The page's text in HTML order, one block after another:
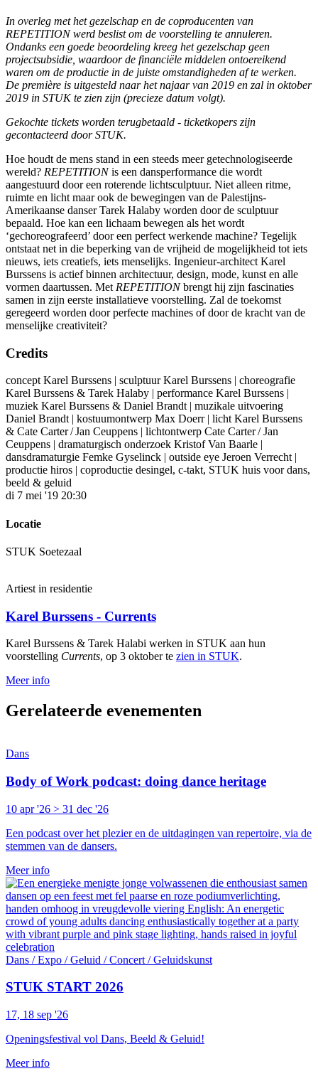
In overleg met het gezelschap en de coproducenten van
REPETITION werd beslist om de voorstelling te annuleren.
Ondanks een goede beoordeling kreeg het gezelschap geen
projectsubsidie, waardoor de financiële middelen ontoereikend
waren om de productie in de juiste omstandigheden af te werken.
De première is uitgesteld naar het najaar van 2019 en zal in oktober
2019 in STUK te zien zijn (precieze datum volgt).
Gekochte tickets worden terugbetaald - ticketkopers zijn
gecontacteerd door STUK.
Hoe houdt de mens stand in een steeds meer getechnologiseerde
wereld? REPETITIONis een dansperformance die wordt
aangestuurd door een roterende lichtsculptuur. Niet alleen ritme,
ruimte en licht maar ook de bewegingen van de Palestijns-
Amerikaanse danser Tarek Halaby worden door de sculptuur
bepaald. Hoe kan een lichaam bewegen als het wordt
‘gechoreografeerd’ door een perfect werkende machine? Tegelijk
ontstaat net in die beperking van de vrijheid de mogelijkheid tot iets
nieuws, iets creatiefs, iets menselijks. Ingenieur-architect Karel
Burssens is actief binnen architectuur, design, mode, kunst en alle
vormen daartussen. Met REPETITIONbrengt hij zijn fascinaties
samen in zijn eerste installatieve voorstelling. Zal de toekomst
geregeerd worden door perfecte machines of door de kracht van de
menselijke creativiteit?
Credits
concept Karel Burssens | sculptuur Karel Burssens | choreografie
Karel Burssens & Tarek Halaby | performance Karel Burssens |
muziek Karel Burssens & Daniel Brandt | muzikale uitvoering
Daniel Brandt | kostuumontwerp Max Doerr | licht Karel Burssens
& Cate Carter / Jan Ceuppens | lichtontwerp Cate Carter / Jan
Ceuppens | dramaturgisch onderzoek Kristof Van Baarle |
dansdramaturgie Femke Gyselinck | outside eye Jeroen Verrecht |
productie hiros | coproductie desingel, c-takt, STUK huis voor dans,
beeld & geluid
di 7 mei '19 20:30
Locatie
STUK Soetezaal
Artiest in residentie
Karel Burssens - Currents
Karel Burssens & Tarek Halabi werken in STUK aan hun
voorstelling Currents, op 3 oktober te zien in STUK.
Meer info
Gerelateerde evenementen
Dans
Body of Work podcast: doing dance heritage
10 apr '26 > 31 dec '26
Een podcast over het plezier en de uitdagingen van repertoire, via de
stemmen van de dansers.
Meer info
Dans / Expo / Geluid / Concert / Geluidskunst
STUK START 2026
17, 18 sep '26
Openingsfestival vol Dans, Beeld & Geluid!
Meer info